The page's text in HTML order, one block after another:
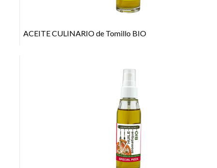
ACEITE CULINARIO de Tomillo BIO
+